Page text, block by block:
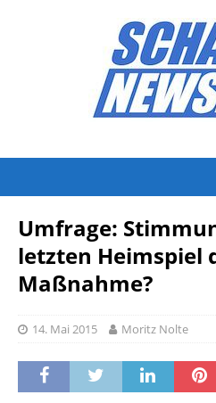
Umfrage:
letzten Heimspiel
Maßnahme?
14. Mai 2015 Moritz Nolte